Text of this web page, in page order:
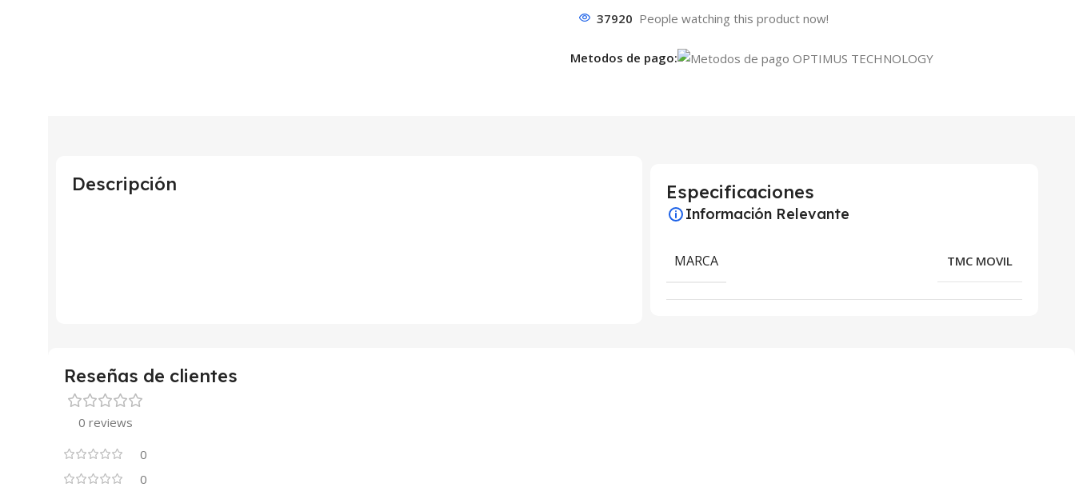
37920 People watching this product now!
Metodos de pago:
Descripción Especificaciones
Información Relevante
MARCA TMC MOVIL
Reseñas de clientes
0 reviews
0
0